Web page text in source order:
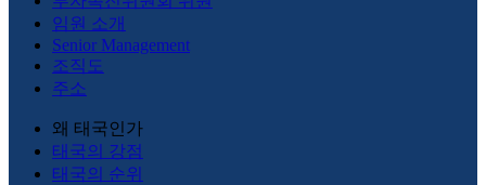
임원 소개
Senior Management
조직도
주소
왜 태국인가
태국의 강점
태국의 순위